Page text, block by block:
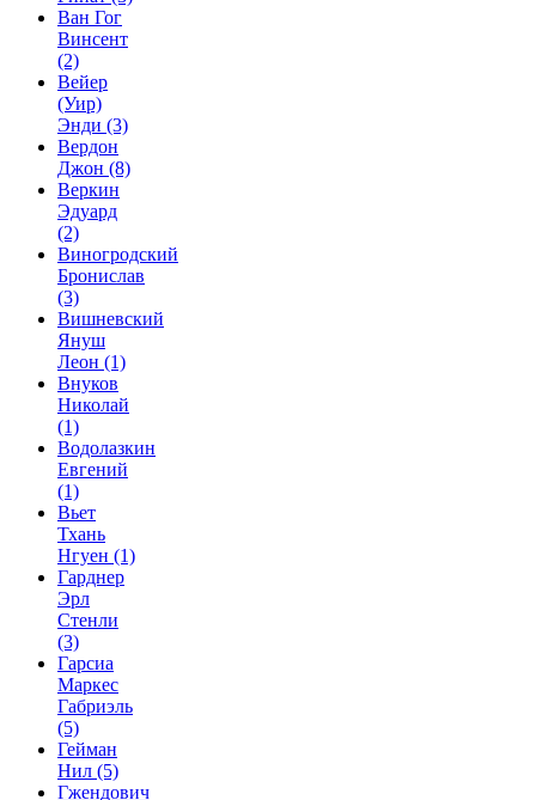
Ван Гог
Винсент
(2)
Вейер
(Уир)
Энди (3)
Вердон
Джон (8)
Веркин
Эдуард
(2)
Виногродский
Бронислав
(3)
Вишневский
Януш
Леон (1)
Внуков
Николай
(1)
Водолазкин
Евгений
(1)
Вьет
Тхань
Нгуен (1)
Гарднер
Эрл
Стенли
(3)
Гарсиа
Маркес
Габриэль
(5)
Гейман
Нил (5)
Гжендович